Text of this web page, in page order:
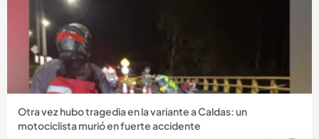
Otra vez hubo tragedia en la variante a Caldas: un
motociclista murió en fuerte accidente